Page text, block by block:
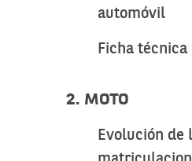
automóvil
Ficha técnica
2. MOTO
Evolución de